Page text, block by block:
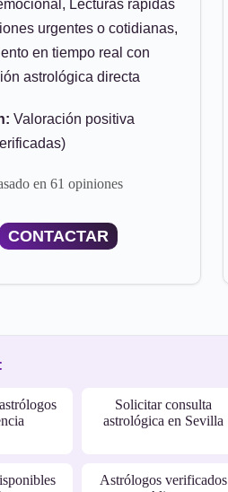
Lecturas rápidas
urgentes o cotidianas,
en tiempo real con
astrológica directa
Valoración positiva
en 61 opiniones
CONTACTAR
Solicitar consulta
astrológica en Sevilla
Astrólogos verificados